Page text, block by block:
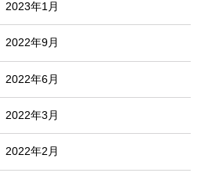
2023年1月
2022年9月
2022年6月
2022年3月
2022年2月